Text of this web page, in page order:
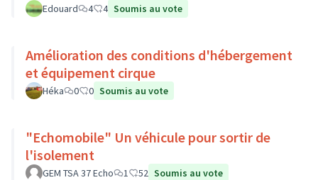
Edouard 4 4 Soumis au vote
Amélioration des conditions d'hébergement
et équipement cirque
Héka 0 0 Soumis au vote
"Echomobile" Un véhicule pour sortir de
l'isolement
GEM TSA 37 Echo 1 52 Soumis au vote